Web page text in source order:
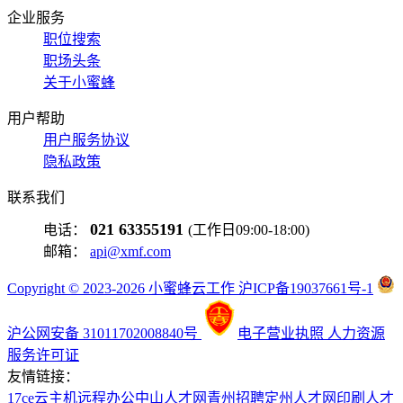
企业服务
职位搜索
职场头条
关于小蜜蜂
用户帮助
用户服务协议
隐私政策
联系我们
电话： 021 63355191 (工作日09:00-18:00)
邮箱： api@xmf.com
Copyright © 2023-2026 小蜜蜂云工作 沪ICP备19037661号-1
沪公网安备 31011702008840号 电子营业执照 人力资源
服务许可证
友情链接：
17ce云主机远程办公中山人才网 青州招聘定州人才网 印刷人才